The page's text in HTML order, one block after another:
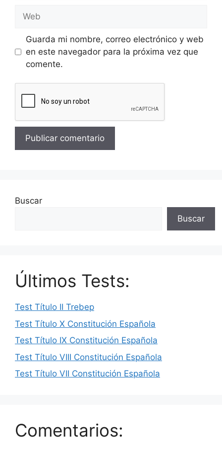
Guarda mi nombre, correo electrónico y web
en este navegador para la próxima vez que
comente.
Buscar
Buscar
Últimos Tests:
Test Título II Trebep
Test Título X Constitución Española
Test Título IX Constitución Española
Test Título VIII Constitución Española
Test Título VII Constitución Española
Comentarios: